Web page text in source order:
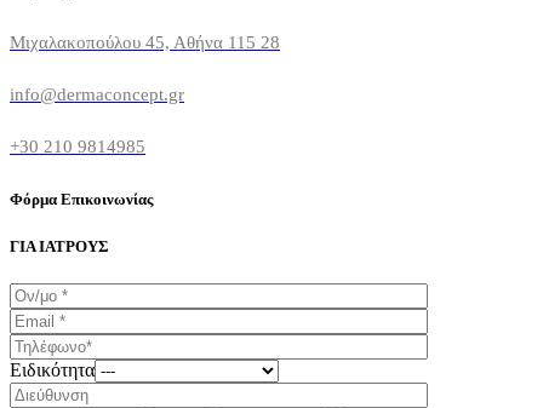
Μιχαλακοπούλου 45, Αθήνα 115 28
info@dermaconcept.gr
+30 210 9814985
Φόρμα Επικοινωνίας
ΓΙΑ ΙΑΤΡΟΥΣ
Ειδικότητα